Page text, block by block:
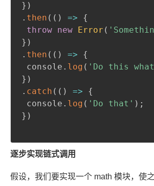
} )
. then ( ( ) =>
{
throw new Error (
} )
. then ( ( ) =>
{
console . log ( 'Do this
} )
. catch ( ( ) =>
{
console . log ( 'Do that' ) ;
} )
逐步实现链式调用
假设，我们要实现一个 math 模块，使